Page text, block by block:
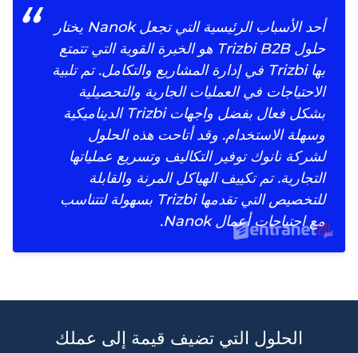
أحد الأسباب الرئيسية التي تجعل Nanok يختار
حلول Trizbi B2B هو الخبرة القوية التي تتمتع
بها Trizbi في إدارة المشاريع والتكامل. تم تلبية
الاحتياجات في العمليات الجارية والتحصيلية
بشكل فعال بفضل واجهات Trizbi الديناميكية
وسهلة الاستخدام. وقد أتاحت هذه الحلول
لشركة نانوك توفير التكاليف وتسريع عملياتها
التجارية. تم تكييف الهياكل المرنة والقابلة
للتخصيص التي تقدمها Trizbi بسهولة لتتناسب
مع احتياجات أعمال Nanok.
الحلول التي تضيف قيمة إلى عملك